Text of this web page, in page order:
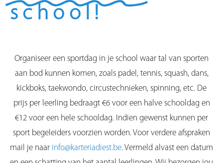
school!
Organiseer een sportdag in je school waar tal van sporten
aan bod kunnen komen, zoals padel, tennis, squash, dans,
kickboks, taekwondo, circustechnieken, spinning, etc. De
prijs per leerling bedraagt €6 voor een halve schooldag en
€12 voor een hele schooldag. Indien gewenst kunnen per
sport begeleiders voorzien worden. Voor verdere afspraken
mail je naar info@karteriadiest.be. Vermeld alvast een datum